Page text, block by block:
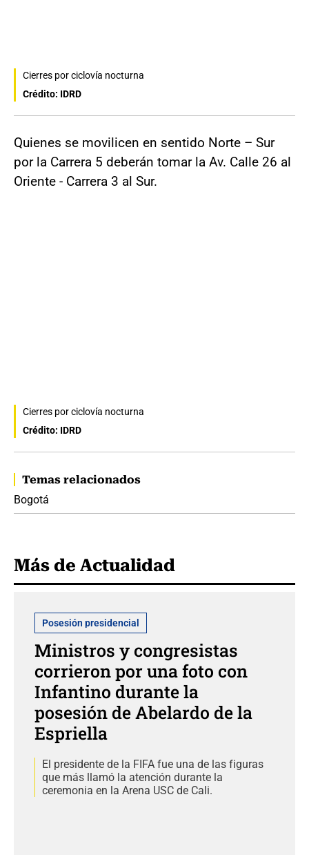
Cierres por ciclovía nocturna
Crédito: IDRD
Quienes se movilicen en sentido Norte – Sur
por la Carrera 5 deberán tomar la Av. Calle 26 al
Oriente - Carrera 3 al Sur.
Cierres por ciclovía nocturna
Crédito: IDRD
Temas relacionados
Bogotá
Más de Actualidad
Posesión presidencial
Ministros y congresistas
corrieron por una foto con
Infantino durante la
posesión de Abelardo de la
Espriella
El presidente de la FIFA fue una de las figuras
que más llamó la atención durante la
ceremonia en la Arena USC de Cali.